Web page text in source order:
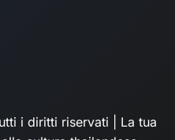
i diritti riservati | La tua